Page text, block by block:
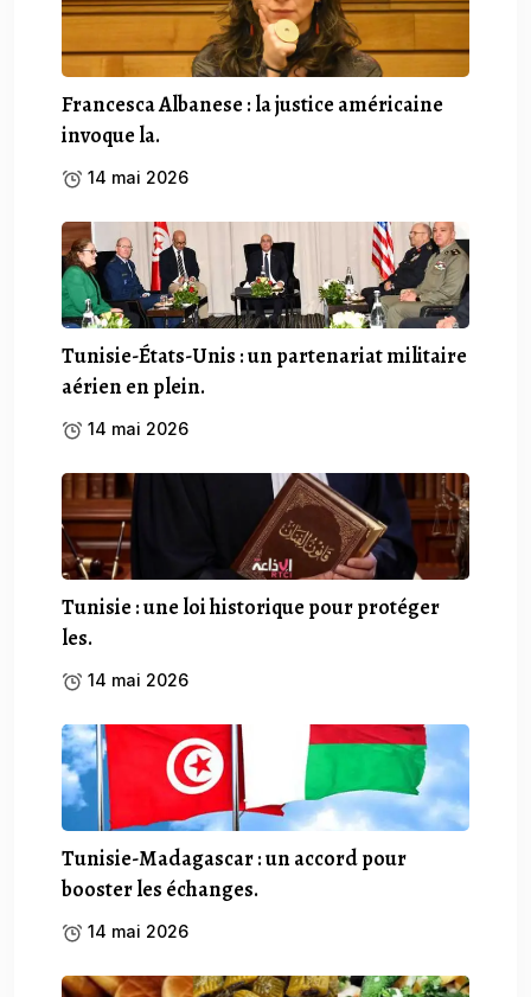
Francesca Albanese : la justice américaine
invoque la.
14 mai 2026
Tunisie-États-Unis : un partenariat militaire
aérien en plein.
14 mai 2026
Tunisie : une loi historique pour protéger
les.
14 mai 2026
Tunisie-Madagascar : un accord pour
booster les échanges.
14 mai 2026